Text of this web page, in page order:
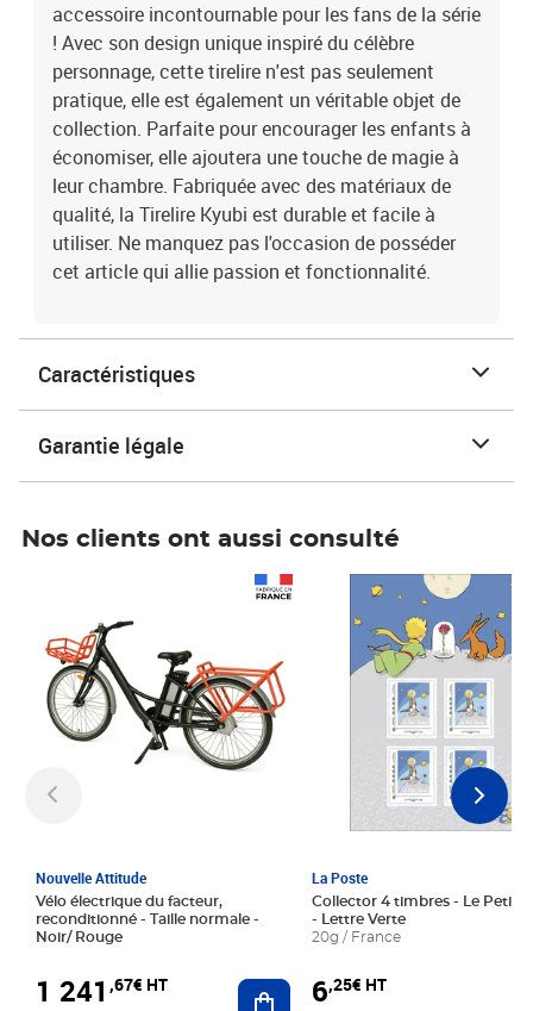
accessoire incontournable pour les fans de la série
! Avec son design unique inspiré du célèbre
personnage, cette tirelire n'est pas seulement
pratique, elle est également un véritable objet de
collection. Parfaite pour encourager les enfants à
économiser, elle ajoutera une touche de magie à
leur chambre. Fabriquée avec des matériaux de
qualité, la Tirelire Kyubi est durable et facile à
utiliser. Ne manquez pas l'occasion de posséder
cet article qui allie passion et fonctionnalité.
Caractéristiques
Garantie légale
Nos clients ont aussi consulté
Nouvelle Attitude
Vélo électrique du facteur,
reconditionné - Taille normale -
Noir/ Rouge
1 241 ,67€ HT Ajouter au panier
La Poste
Collector 4 timbres - Le Petit
- Lettre Verte
20g / France
6,25€ HT
Prix 6,25€ HT